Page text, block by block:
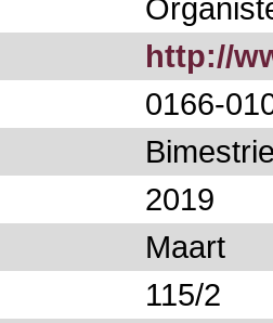
http://
0166-
2019
Maart
115/2